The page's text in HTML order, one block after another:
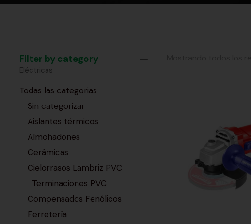
Filter by category
Eléctricas
Todas las categorias
Sin categorizar
Aislantes térmicos
Almohadones
Cerámicas
Cielorrasos Lambriz PVC
Terminaciones PVC
Compensados Fenólicos
Ferretería